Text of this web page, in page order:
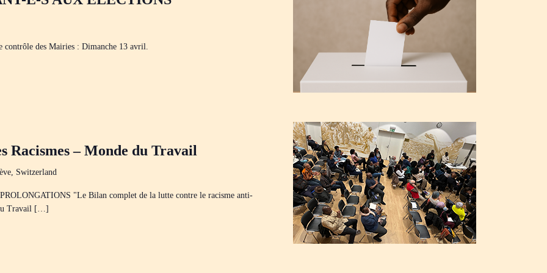
contrôle des Mairies : Dimanche 13 avril.
Racismes – Monde du Travail
Switzerland
"Le Bilan complet de la lutte contre le racisme anti-
Travail […]